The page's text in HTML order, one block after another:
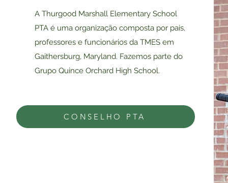
A Thurgood Marshall Elementary School
PTA é uma organização composta por pais,
professores e funcionários da TMES em
Gaithersburg, Maryland. Fazemos parte do
Grupo Quince Orchard High School.
CONSELHO PTA